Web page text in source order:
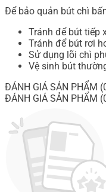
Để bảo quản bút chì
Tránh để bút tiếp
Tránh để bút rơi
Sử dụng lõi chì
Vệ sinh bút
ĐÁNH GIÁ SẢN PHẨM
ĐÁNH GIÁ SẢN PHẨM